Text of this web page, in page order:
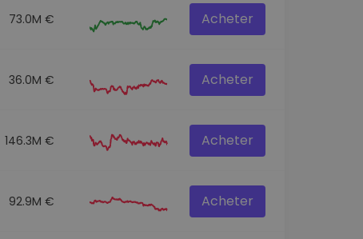
73.0M € Acheter
36.0M € Acheter
146.3M € Acheter
92.9M € Acheter